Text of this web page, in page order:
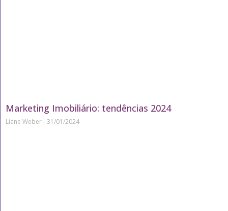
Marketing Imobiliário: tendências 2024
Liane Weber 31/01/2024